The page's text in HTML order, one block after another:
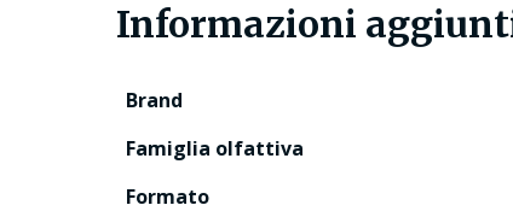
Informazioni
Brand
Famiglia olfattiva
Formato